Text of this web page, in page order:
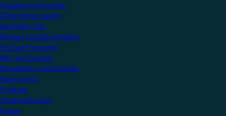
Freizeiteinrichtungen
Öffentliches Sektor
Hersteller-Hub
Werden Sie KNX-Mitglied
Startup Programm
KNX Technologie
Neuigkeiten und Einblicke
Nachrichten
Einblicke
Veranstaltungen
Presse